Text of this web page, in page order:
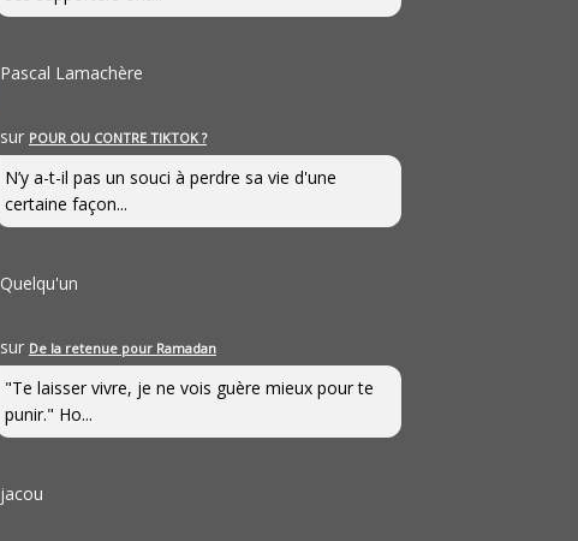
Pascal Lamachère
sur POUR OU CONTRE TIKTOK ?
N’y a-t-il pas un souci à perdre sa vie d'une
certaine façon...
Quelqu'un
sur De la retenue pour Ramadan
"Te laisser vivre, je ne vois guère mieux pour te
punir." Ho...
jacou